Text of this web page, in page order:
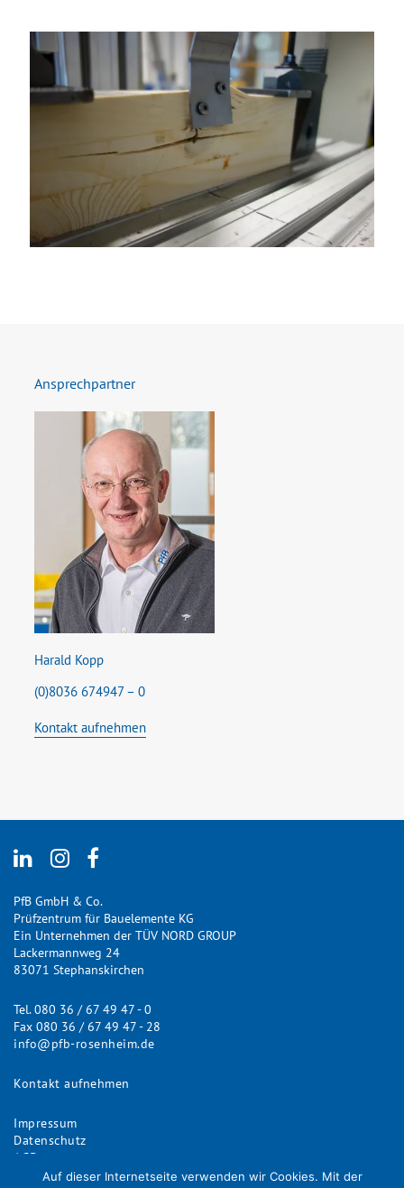
Ansprechpartner
Harald Kopp
(0)8036 674947 – 0
Kontakt aufnehmen
PfB GmbH & Co.
Prüfzentrum für Bauelemente KG
Ein Unternehmen der TÜV NORD GROUP
Lackermannweg 24
83071 Stephanskirchen
Tel. 080 36 / 67 49 47 - 0
Fax 080 36 / 67 49 47 - 28
info@pfb-rosenheim.de
Kontakt aufnehmen
Impressum
Datenschutz
AGB
Anerkennungsbescheide
Auf dieser Internetseite verwenden wir Cookies. Mit der